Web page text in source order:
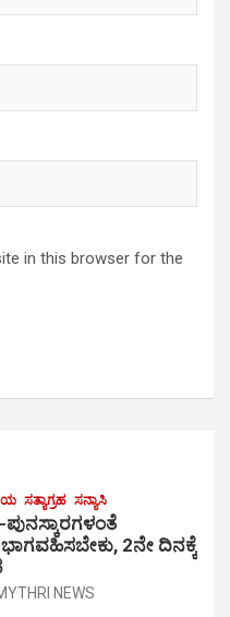
in this browser for the
ಸತ್ಯಾಗ್ರಹ ಸನ್ಯಾಸಿ
2ನೇ ದಿನಕ್ಕೆ
NEWS